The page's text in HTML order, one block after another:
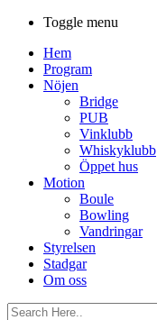
Toggle menu
Hem
Program
Nöjen
Bridge
PUB
Vinklubb
Whiskyklubb
Öppet hus
Motion
Boule
Bowling
Vandringar
Styrelsen
Stadgar
Om oss